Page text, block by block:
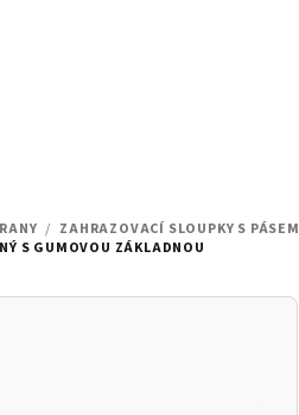
/ ZAHRAZOVACÍ SLOUPKY S PÁSEM
S GUMOVOU ZÁKLADNOU